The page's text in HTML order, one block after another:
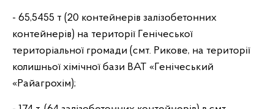
- 65,5455 т (20 контейнерів залізобетонних
контейнерів) на території Генічеської
територіальної громади (смт. Рикове, на території
колишньої хімічної бази ВАТ «Генічеський
«Райагрохім);